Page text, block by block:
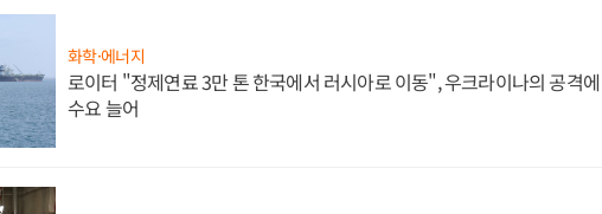
화학·에너지
로이터 "정제연료 3만 톤 한국에서 러시아로 이동", 우크라이나의 공격에
수요 늘어